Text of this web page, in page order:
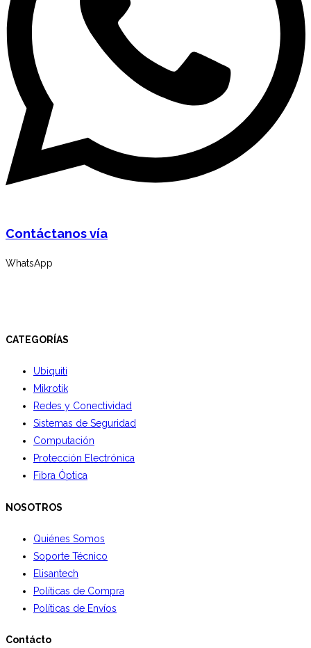
Contáctanos vía
WhatsApp
CATEGORÍAS
Ubiquiti
Mikrotik
Redes y Conectividad
Sistemas de Seguridad
Computación
Protección Electrónica
Fibra Óptica
NOSOTROS
Quiénes Somos
Soporte Técnico
Elisantech
Políticas de Compra
Políticas de Envíos
Contácto